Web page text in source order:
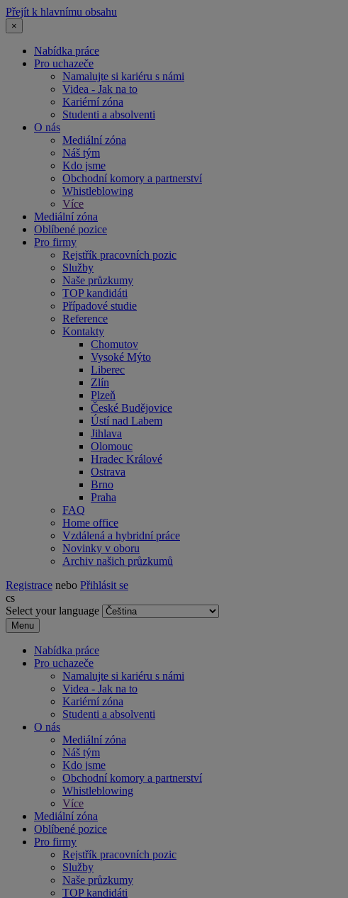
Přejít k hlavnímu obsahu
×
Nabídka práce
Pro uchazeče
Namalujte si kariéru s námi
Videa - Jak na to
Kariérní zóna
Studenti a absolventi
O nás
Mediální zóna
Náš tým
Kdo jsme
Obchodní komory a partnerství
Whistleblowing
Více
Mediální zóna
Oblíbené pozice
Pro firmy
Rejstřík pracovních pozic
Služby
Naše průzkumy
TOP kandidáti
Případové studie
Reference
Kontakty
Chomutov
Vysoké Mýto
Liberec
Zlín
Plzeň
České Budějovice
Ústí nad Labem
Jihlava
Olomouc
Hradec Králové
Ostrava
Brno
Praha
FAQ
Home office
Vzdálená a hybridní práce
Novinky v oboru
Archiv našich průzkumů
Registrace nebo Přihlásit se
cs
Select your language
Menu
Nabídka práce
Pro uchazeče
Namalujte si kariéru s námi
Videa - Jak na to
Kariérní zóna
Studenti a absolventi
O nás
Mediální zóna
Náš tým
Kdo jsme
Obchodní komory a partnerství
Whistleblowing
Více
Mediální zóna
Oblíbené pozice
Pro firmy
Rejstřík pracovních pozic
Služby
Naše průzkumy
TOP kandidáti